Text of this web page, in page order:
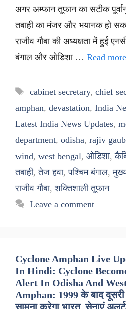
अगर अम्फान तूफान का सटीक
तबाही का मंजर और भयानक हो
राजीव गौबा की अध्यक्षता में हुई
बंगाल और ओडिशा … Read more
Tags
cabinet secretary, chief
amphan, devastation, India
Latest India News Updates,
department, odisha, rajiv
wind, west bengal, ओडिशा,
तबाही,तेज हवा,पश्चिम बंगाल,
राजीव गौबा,शक्तिशाली तूफान
Leave a comment
Cyclone Amphan Live
In Hindi: Cyclone
Alert In Odisha And
Amphan: 1999 के बाद दूसरी